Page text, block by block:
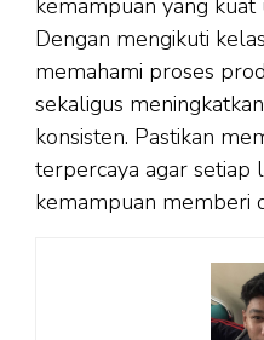
Dengan mengikuti
memahami proses
sekaligus
konsisten. Pastikan
terpercaya agar setiap
kemampuan memberi